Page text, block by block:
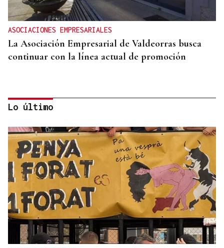
ASOCIACIONES EMPRESARIALES
La Asociación Empresarial de Valdeorras busca
continuar con la línea actual de promoción
DISTRIBUIDORA FAMILIAR
Gaseosas Roca, medio siglo creciendo junto a
Valdeorras y Coca-Cola
Lo último